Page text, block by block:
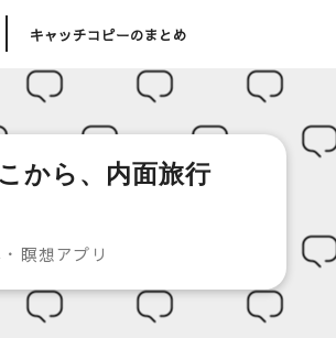
キャッチコピーのまとめ
から、内面旅行
瞑想アプリ